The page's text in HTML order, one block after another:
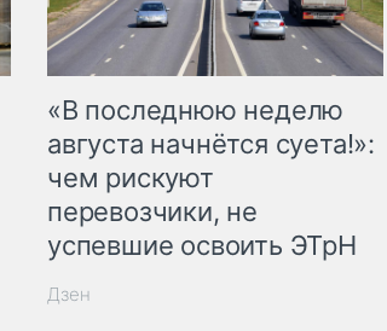
«В последнюю неделю
августа начнётся суета!»:
чем рискуют
перевозчики, не
успевшие освоить ЭТрН
Дзен